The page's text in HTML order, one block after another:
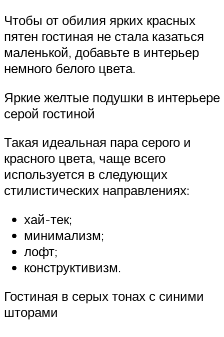
Чтобы от обилия ярких красных
пятен гостиная не стала казаться
маленькой, добавьте в интерьер
немного белого цвета.
Яркие желтые подушки в интерьере
серой гостиной
Такая идеальная пара серого и
красного цвета, чаще всего
используется в следующих
стилистических направлениях:
хай-тек;
минимализм;
лофт;
конструктивизм.
Гостиная в серых тонах с синими
шторами